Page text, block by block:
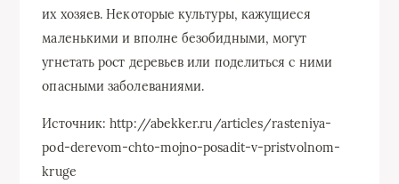
их хозяев. Некоторые культуры, кажущиеся
маленькими и вполне безобидными, могут
угнетать рост деревьев или поделиться с ними
опасными заболеваниями.
Источник: http://abekker.ru/articles/rasteniya-
pod-derevom-chto-mojno-posadit-v-pristvolnom-
kruge